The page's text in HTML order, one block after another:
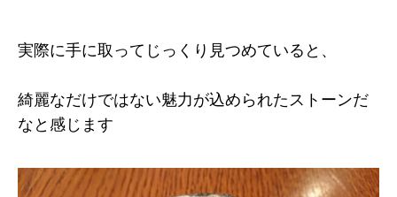
実際に手に取ってじっくり見つめていると、
綺麗なだけではない魅力が込められたストーンだ
なと感じます